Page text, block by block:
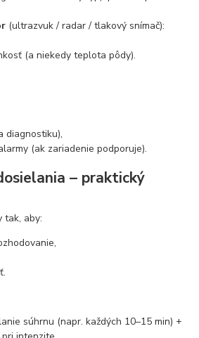
(ultrazvuk / radar / tlakový snímač):
(a niekedy teplota pôdy).
diagnostiku),
(ak zariadenie podporuje).
– praktický
tak, aby:
súhrnu (napr. každých 10–15 min) +